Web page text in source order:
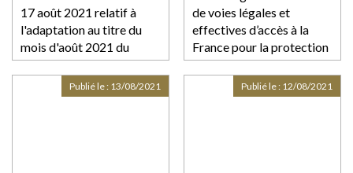
17 août 2021 relatif à
l'adaptation au titre du
mois d'août 2021 du
fonds de solidarité à
destination des
entreprises
de voies légales et
effectives d’accès à la
France pour la protection
des afghanes et afghans
victimes de persécutions
Publié le : 13/08/2021 Publié le : 12/08/2021